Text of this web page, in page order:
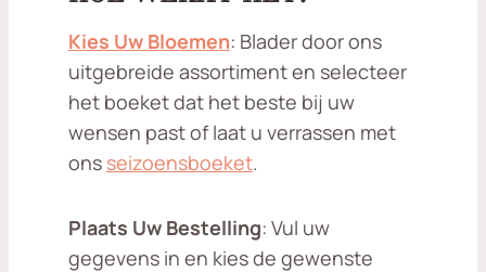
Kies Uw Bloemen: Blader door ons
uitgebreide assortiment en selecteer
het boeket dat het beste bij uw
wensen past of laat u verrassen met
ons seizoensboeket.
Plaats Uw Bestelling: Vul uw
gegevens in en kies de gewenste